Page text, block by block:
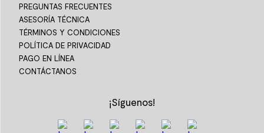
PREGUNTAS FRECUENTES
ASESORÍA TÉCNICA
TÉRMINOS Y CONDICIONES
POLÍTICA DE PRIVACIDAD
PAGO EN LÍNEA
CONTÁCTANOS
¡Síguenos!